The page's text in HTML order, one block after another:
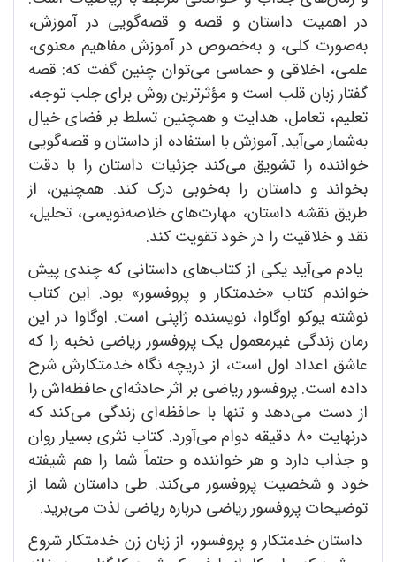
در اهمیت داستان و قصه و قصه‌گویی در آموزش،
به‌صورت کلی، و به‌خصوص در آموزش مفاهیم معنوی،
علمی، اخلاقی و حماسی می‌توان چنین گفت که: قصه
گفتار زبان قلب است و مؤثرترین روش برای جلب توجه،
تعلیم، تعامل، هدایت و همچنین تسلط بر فضای خیال
به‌شمار می‌آید. آموزش با استفاده از داستان و قصه‌گویی
خواننده را تشویق می‌کند جزئیات داستان را با دقت
بخواند و داستان را به‌خوبی درک کند. همچنین، از
طریق نقشه داستان، مهارت‌های خلاصه‌نویسی، تحلیل،
نقد و خلاقیت را در خود تقویت کند.
یادم می‌آید یکی از کتاب‌های داستانی که چندی پیش
خواندم کتاب «خدمتکار و پروفسور» بود. این کتاب
نوشته یوکو اوگاوا، نویسنده ژاپنی است. اوگاوا در این
رمان زندگی غیرمعمول یک پروفسور ریاضی نخبه را که
عاشق اعداد اول است، از دریچه نگاه خدمتکارش شرح
داده است. پروفسور ریاضی بر اثر حادثه‌ای حافظه‌اش را
از دست می‌دهد و تنها با حافظه‌ای زندگی می‌کند که
درنهایت 80 دقیقه دوام می‌آورد. کتاب نثری بسیار روان
و جذاب دارد و هر خواننده و حتماً شما را هم شیفته
خود و شخصیت پروفسور می‌کند. طی داستان شما از
توضیحات پروفسور ریاضی درباره ریاضی لذت می‌برید.
داستان خدمتکار و پروفسور، از زبان زن خدمتکار شروع